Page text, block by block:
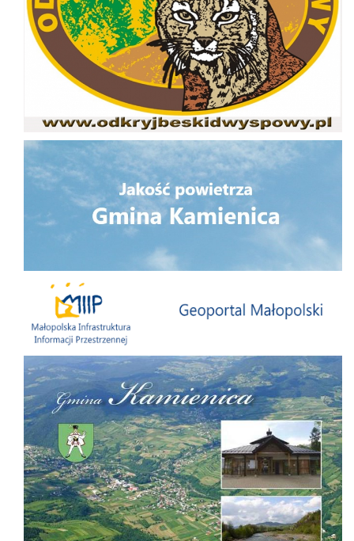
Małopolska Infrastruktura Informacji Przestrzennej
Folder Gminy Kamienica